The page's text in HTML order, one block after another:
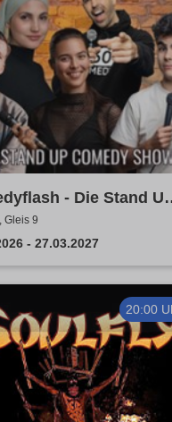
- Die Stand
Show in Bochum
Gleis 9
- 27.03.2027
20:00